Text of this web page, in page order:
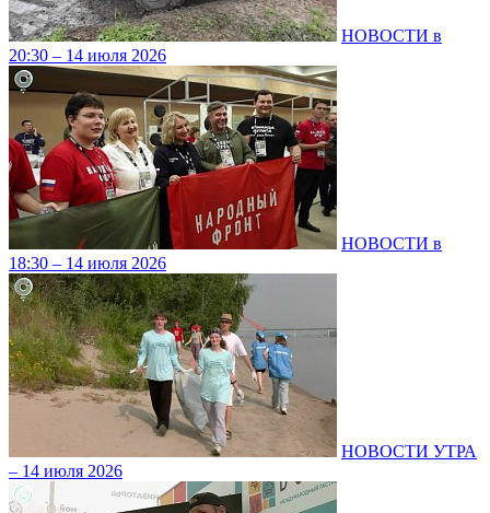
НОВОСТИ в
20:30 – 14 июля 2026
НОВОСТИ в
18:30 – 14 июля 2026
НОВОСТИ УТРА
– 14 июля 2026